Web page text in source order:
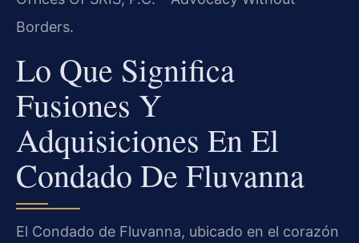
Borders.
Lo Que Significa
Fusiones Y
Adquisiciones En El
Condado De Fluvanna
El Condado de Fluvanna, ubicado en el corazón